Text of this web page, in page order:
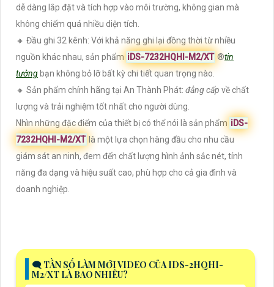
dễ dàng lắp đặt và tích hợp vào môi trường, không gian mà
không chiếm quá nhiều diện tích.
🔸 Đầu ghi 32 kênh: Với khả năng ghi lại đồng thời từ nhiều
nguồn khác nhau, sản phẩm iDS-7232HQHI-M2/XT ®️tin
tưởng bạn không bỏ lỡ bất kỳ chi tiết quan trọng nào.
🔸 Sản phẩm chính hãng tại An Thành Phát: đẳng cấp về chất
lượng và trải nghiệm tốt nhất cho người dùng.
Nhìn những đặc điểm của thiết bị có thể nói là sản phẩm iDS-
7232HQHI-M2/XT là một lựa chọn hàng đầu cho nhu cầu
giám sát an ninh, đem đến chất lượng hình ảnh sắc nét, tính
năng đa dạng và hiệu suất cao, phù hợp cho cả gia đình và
doanh nghiệp.
🗨️ TẦN SỐ LÀM MỚI VIDEO CỦA IDS-2HQHI-
M2/XT LÀ BAO NHIÊU?